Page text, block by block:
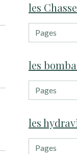
les
les
les